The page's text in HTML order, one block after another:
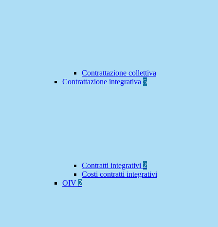
Contrattazione collettiva
Contrattazione integrativa 5
Contratti integrativi 2
Costi contratti integrativi
OIV 2